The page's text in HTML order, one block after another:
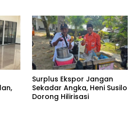
Surplus Ekspor Jangan
Sekadar Angka, Heni Susilo
Dorong Hilirisasi